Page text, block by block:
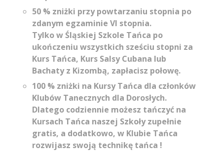
50 % zniżki przy powtarzaniu stopnia po
zdanym egzaminie VI stopnia.
Tylko w Śląskiej Szkole Tańca po
ukończeniu wszystkich sześciu stopni za
Kurs Tańca, Kurs Salsy Cubana lub
Bachaty z Kizombą, zapłacisz połowę.
100 % zniżki na Kursy Tańca dla członków
Klubów Tanecznych dla Dorosłych.
Dlatego codziennie możesz tańczyć na
Kursach Tańca naszej Szkoły zupełnie
gratis, a dodatkowo, w Klubie Tańca
rozwijasz swoją technikę tańca !